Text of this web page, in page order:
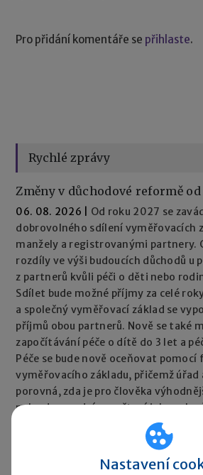
Pro přidání komentáře se přihlaste.
Rychlé zprávy
Změny v důchodové reformě od
06. 08. 2026
Od roku 2027 se
dobrovolného sdílení vyměřovacích
manžely a registrovanými partnery.
rozdíly ve výši budoucích důchodů u
z partnerů kvůli péči o děti nebo
Sdílet bude možné příjmy za celé
a společný vyměřovací základ se
příjmů obou partnerů. Nově se také
započítávání péče o dítě do 3 let a
Péče se bude nově oceňovat
vyměřovacího základu, přičemž
porovná, zda je pro člověka
nebo dosavadní započtení jako
aby péče neměla negativní dopad na
Nastavení